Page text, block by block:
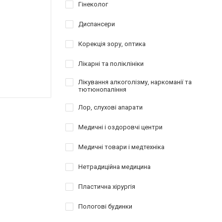
Гінеколог
Диспансери
Корекція зору, оптика
Лікарні та поліклініки
Лікування алкоголізму, наркоманії та
тютюнопаління
Лор, слухові апарати
Медичні і оздоровчі центри
Медичні товари і медтехніка
Нетрадиційна медицина
Пластична хірургія
Пологові будинки